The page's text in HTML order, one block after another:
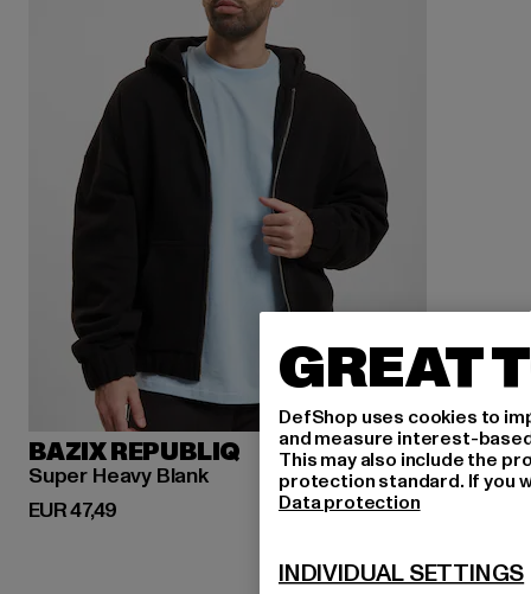
BAZIX REPUBLIQ
Super Heavy Blank
EUR 47,49
Derzeitiger Preis: EUR 47,49
GREAT
DefShop uses cookies to
and measure interest-
This may also include the
protection standard. If you
Data protection
INDIVIDUAL SETTINGS